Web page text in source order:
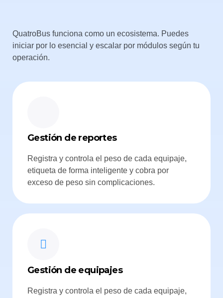
QuatroBus funciona como un ecosistema. Puedes
iniciar por lo esencial y escalar por módulos según tu
operación.
Gestión de reportes
Registra y controla el peso de cada equipaje,
etiqueta de forma inteligente y cobra por
exceso de peso sin complicaciones.
Gestión de equipajes
Registra y controla el peso de cada equipaje,